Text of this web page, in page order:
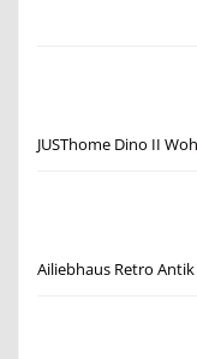
JUSThome Dino II
Ailiebhaus Retro